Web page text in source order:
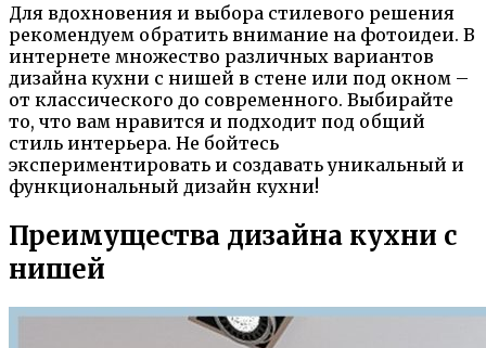
Для вдохновения и выбора стилевого решения
рекомендуем обратить внимание на фотоидеи. В
интернете множество различных вариантов
дизайна кухни с нишей в стене или под окном –
от классического до современного. Выбирайте
то, что вам нравится и подходит под общий
стиль интерьера. Не бойтесь
экспериментировать и создавать уникальный и
функциональный дизайн кухни!
Преимущества дизайна кухни с
нишей